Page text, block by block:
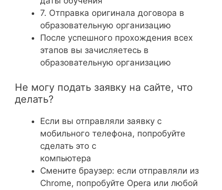
7. Отправка оригинала договора в
образовательную организацию
После успешного прохождения всех
этапов вы зачисляетесь в
образовательную организацию
Не могу подать заявку на сайте, что
делать?
Если вы отправляли заявку с
мобильного телефона, попробуйте
сделать это с
компьютера
Смените браузер: если отправляли из
Chrome, попробуйте Opera или любой